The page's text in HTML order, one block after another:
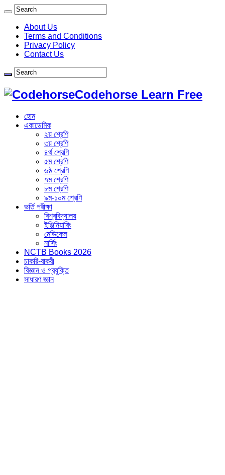
About Us
Terms and Conditions
Privacy Policy
Contact Us
Codehorse Learn Free
হোম
একাডেমিক
২য় শ্রেণি
৩য় শ্রেণি
৪র্থ শ্রেণি
৫ম শ্রেণি
৬ষ্ঠ শ্রেণি
৭ম শ্রেণি
৮ম শ্রেণি
৯ম-১০ম শ্রেণি
ভর্তি পরীক্ষা
বিশ্ববিদ্যালয়
ইঞ্জিনিয়ারিং
মেডিকেল
নার্সিং
NCTB Books 2026
চাকরি-বাকরী
বিজ্ঞান ও প্রযুক্তি
সাধারণ জ্ঞান